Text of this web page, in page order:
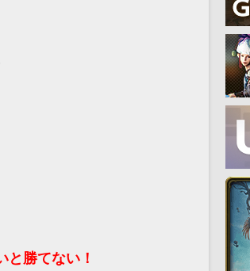
と勝てない！